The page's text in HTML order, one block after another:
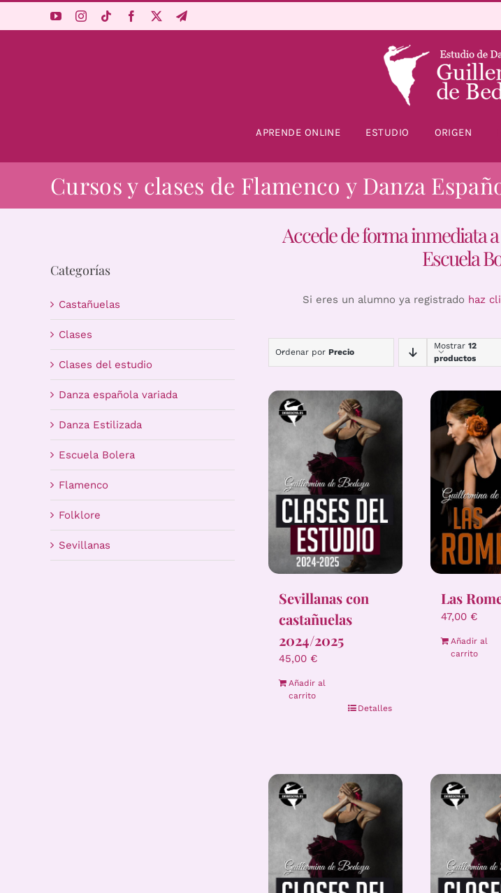
APRENDE ONLINE ESTUDIO ORIGEN
Cursos y clases de Flamenco y Danza
Categorías
Castañuelas
Clases
Clases del estudio
Danza española variada
Danza Estilizada
Escuela Bolera
Flamenco
Folklore
Sevillanas
Accede de forma inmediata
Escuela
Si eres un alumno ya registrado haz
Ordenar por Precio
Mostrar 12
productos
Sevillanas con
castañuelas
2024/2025
45,00 €
Añadir al
carrito
Detalles
Las
47,00 €
Añadir al
carrito